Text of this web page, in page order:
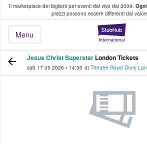
Il marketplace dei biglietti per eventi dal vivo dal 2009.
prezzi possono essere differenti dal
Menu
fan comprano e vendono
Jesus Christ Superstar London Tickets
sab 17 ott 2026 • 14:30 at Theatre Royal Drury